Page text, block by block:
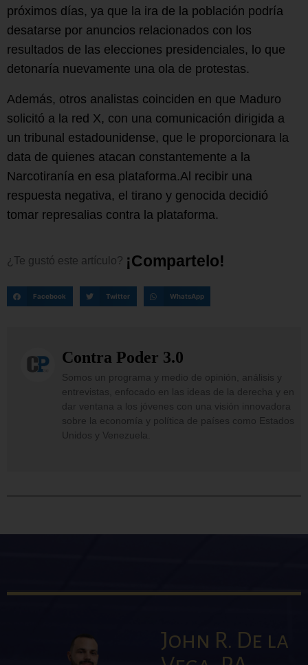
próximos días, ya que la ira de la población podría
desatarse por anuncios relacionados con los
resultados de las elecciones presidenciales, lo que
detonaría nuevamente una ola de protestas.
Además, otros analistas coinciden en que Maduro
solicitó a la red X, con una comunicación dirigida a
un tribunal estadounidense, que le proporcionara la
data de quienes atacan constantemente a la
Narcotiranía en esa plataforma.Al recibir una
respuesta negativa, el tirano y genocida decidió
tomar represalias contra la plataforma.
¿Te gustó este artículo? ¡Comparte o!
Facebook Twitter WhatsApp
Contra Poder 3.0
Somos un programa y medio de opinión, análisis y
entrevistas, enfocado en las ideas de la derecha y en
dar ventana a los jóvenes con una visión innovadora
sobre la economía y política de países como Estados
Unidos y Venezuela.
John R. De la